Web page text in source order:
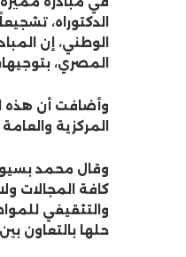
الدكتوراه،
الوطني، إن
المصري،
وأضافت أن هذه
المركزية
وقال محمد
كافة المجالات
والتثقيفي
حلها بالتعاون